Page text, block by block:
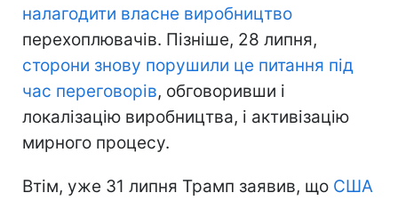
налагодити власне виробництво
перехоплювачів. Пізніше, 28 липня,
сторони знову порушили це питання під
час переговорів, обговоривши і
локалізацію виробництва, і активізацію
мирного процесу.
Втім, уже 31 липня Трамп заявив, що США